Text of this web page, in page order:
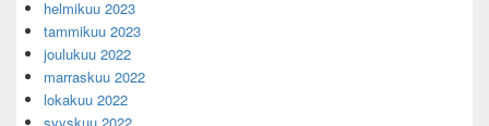
helmikuu 2023
tammikuu 2023
joulukuu 2022
marraskuu 2022
lokakuu 2022